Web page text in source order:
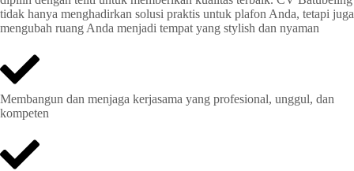
tidak hanya menghadirkan solusi praktis untuk plafon Anda, tetapi juga
mengubah ruang Anda menjadi tempat yang stylish dan nyaman
Membangun dan menjaga kerjasama yang profesional, unggul, dan
kompeten